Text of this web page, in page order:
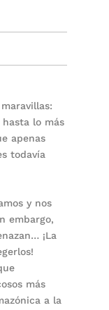
lo más
apenas
todavía
y nos
embargo,
¡La
más
a la